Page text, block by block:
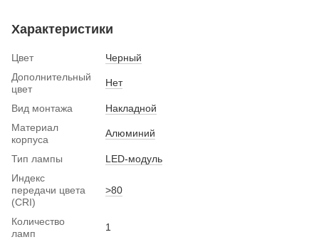
Характеристики
Цвет
Черный
Дополнительный
цвет
Нет
Вид монтажа
Накладной
Материал
корпуса
Алюминий
Тип лампы
LED-модуль
Индекс
передачи цвета
(CRI)
>80
Количество
ламп
1